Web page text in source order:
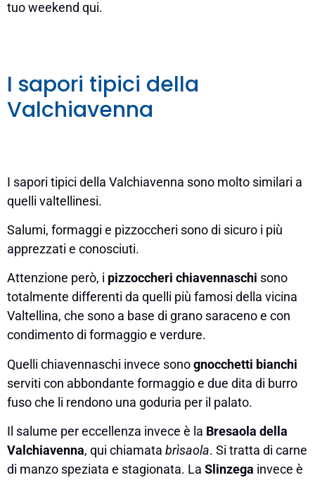
tuo weekend qui.
I sapori tipici della
Valchiavenna
I sapori tipici della Valchiavenna sono molto similari a
quelli valtellinesi.
Salumi, formaggi e pizzoccheri sono di sicuro i più
apprezzati e conosciuti.
Attenzione però, i pizzoccheri chiavennaschi sono
totalmente differenti da quelli più famosi della vicina
Valtellina, che sono a base di grano saraceno e con
condimento di formaggio e verdure.
Quelli chiavennaschi invece sonognocchetti bianchi
serviti con abbondante formaggio e due dita di burro
fuso che li rendono una goduria per il palato.
Il salume per eccellenza invece è la Bresaola della
Valchiavenna, qui chiamata brìsaola. Si tratta di carne
di manzo speziata e stagionata. La Slinzega invece è